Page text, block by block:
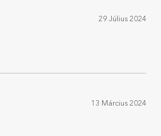
29 Július 2024
13 Március 2024